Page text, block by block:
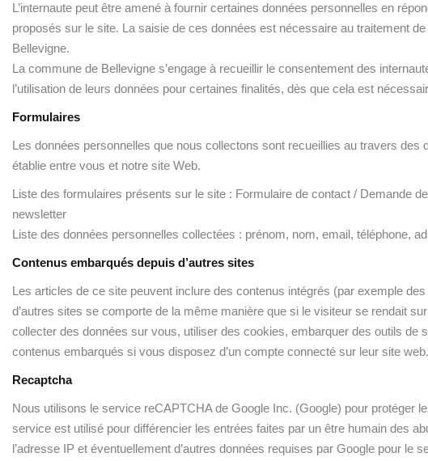
L’internaute peut être amené à fournir certaines données personnelles en
proposés sur le site. La saisie de ces données est nécessaire au traitement
Bellevigne.
La commune de Bellevigne s’engage à recueillir le consentement des
l’utilisation de leurs données pour certaines finalités, dès que cela est
Formulaires
Les données personnelles que nous collectons sont recueillies au travers des
établie entre vous et notre site Web.
Liste des formulaires présents sur le site : Formulaire de contact / Demande
newsletter
Liste des données personnelles collectées : prénom, nom, email, téléphone,
Contenus embarqués depuis d’autres sites
Les articles de ce site peuvent inclure des contenus intégrés (par exemple
d’autres sites se comporte de la même manière que si le visiteur se rendait
collecter des données sur vous, utiliser des cookies, embarquer des outils de
contenus embarqués si vous disposez d’un compte connecté sur leur site web.
Recaptcha
Nous utilisons le service reCAPTCHA de Google Inc. (Google) pour protéger
service est utilisé pour différencier les entrées faites par un être humain des
l’adresse IP et éventuellement d’autres données requises par Google pour le